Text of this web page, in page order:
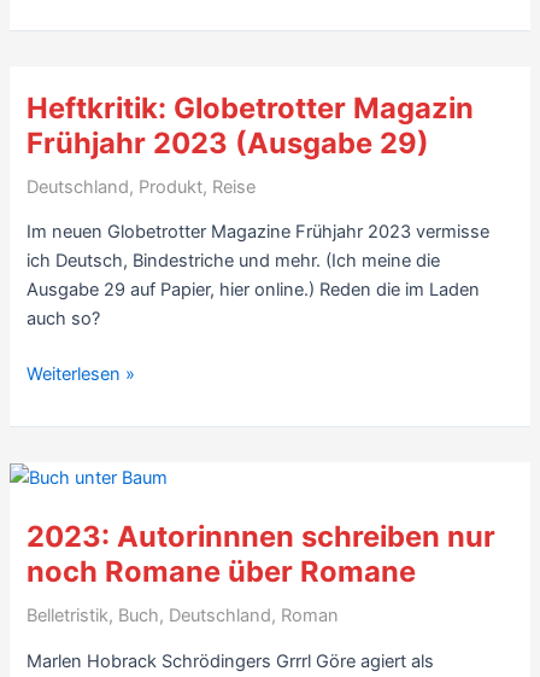
Herrndorf,
Tobias
Rüther
(2023)
–
Sterne
Heftkritik: Globetrotter Magazin
Frühjahr 2023 (Ausgabe 29)
Deutschland, Produkt, Reise
Im neuen Globetrotter Magazine Frühjahr 2023 vermisse
ich Deutsch, Bindestriche und mehr. (Ich meine die
Ausgabe 29 auf Papier, hier online.) Reden die im Laden
auch so?
Heftkritik:
Magazin
2023
29)
Weiterlesen »
2023: Autorinnnen schreiben nur
noch Romane über Romane
Belletristik, Buch, Deutschland, Roman
Marlen Hobrack Schrödingers Grrrl Göre agiert als